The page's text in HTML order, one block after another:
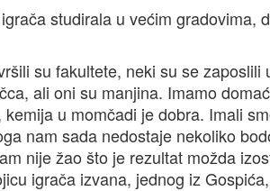
studirala u većim gradovima,
su fakultete, neki su se zaposlili
ali oni su manjina. Imamo
u momčadi je dobra. Imali
nam sada nedostaje nekoliko
nije žao što je rezultat možda
igrača izvana, jednog iz Gospića,